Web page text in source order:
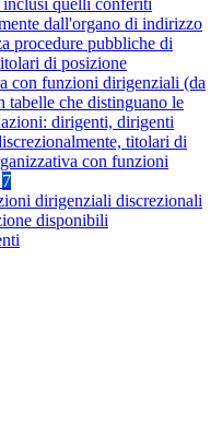
quelli conferiti
dall'organo di indirizzo
procedure pubbliche di
di posizione
con funzioni dirigenziali (da
tabelle che distinguano le
dirigenti, dirigenti
titolari di
con funzioni
7
dirigenziali discrezionali
disponibili